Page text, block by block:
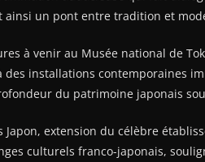
ainsi un pont entre tradition et
à venir au Musée national de
des installations contemporaines
du patrimoine japonais
Japon, extension du célèbre
culturels franco-japonais,